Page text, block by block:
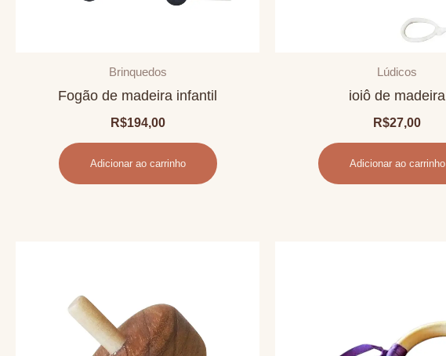
Brinquedos
Fogão de madeira infantil
R$194,00
Adicionar ao carrinho
Lúdicos
ioiô de madeira
R$27,00
Adicionar ao carrinho